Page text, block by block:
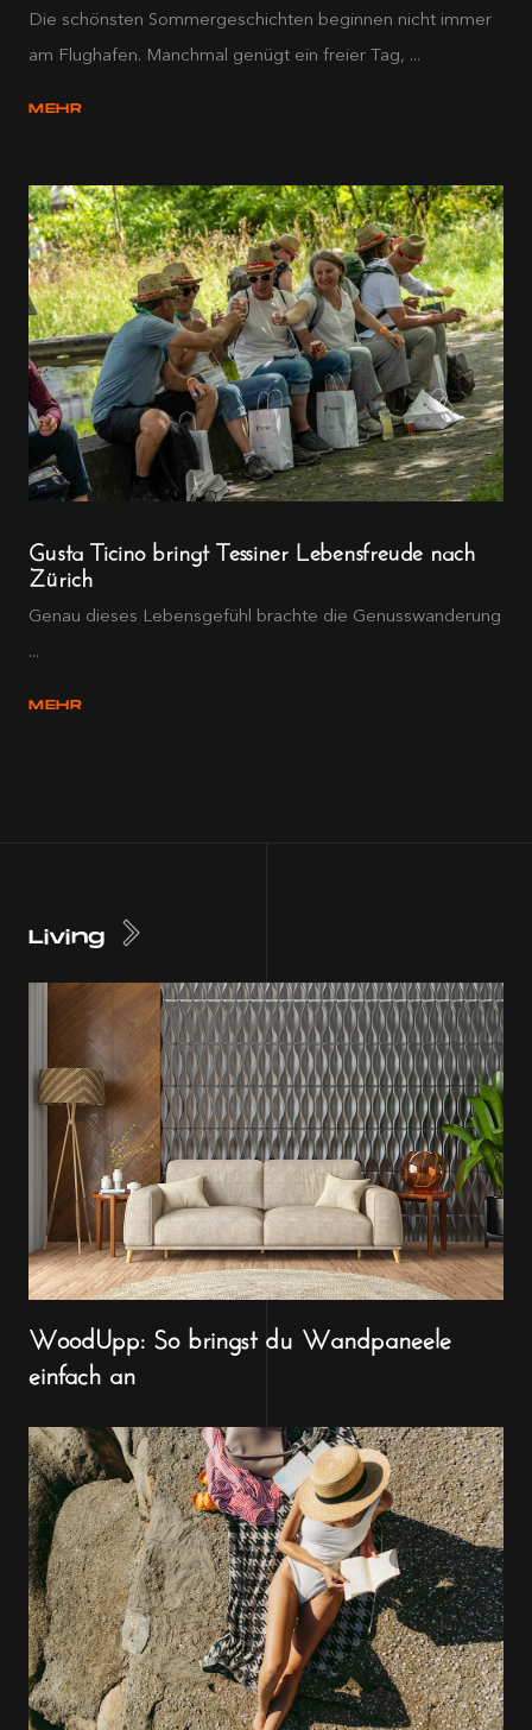
Die schönsten Sommergeschichten beginnen nicht immer
am Flughafen. Manchmal genügt ein freier Tag, ...
MEHR
Gusta Ticino bringt Tessiner Lebensfreude nach
Zürich
Genau dieses Lebensgefühl brachte die Genusswanderung
...
MEHR
Living
WoodUpp: So bringst du Wandpaneele
einfach an